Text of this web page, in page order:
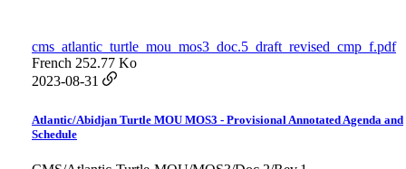
cms_atlantic_turtle_mou_mos3_doc.5_draft_revised_cmp_f.pdf
French 252.77 Ko
2023-08-31
Atlantic/Abidjan Turtle MOU MOS3 - Provisional Annotated Agenda and
Schedule